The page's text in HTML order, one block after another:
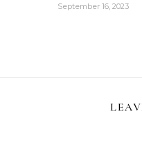
September 16, 2023